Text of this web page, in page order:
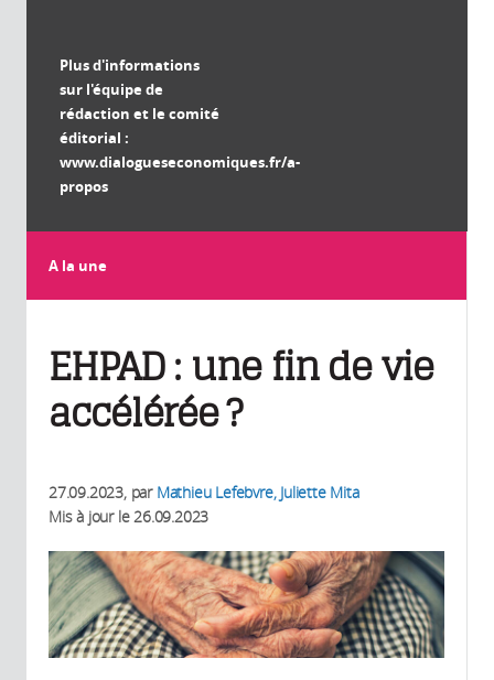
Plus d'informations
sur l'équipe de
rédaction et le comité
éditorial :
www.dialogueseconomiques.fr/a-
propos
A la une
EHPAD : une fin de vie
accélérée ?
27.09.2023, par Mathieu Lefebvre, Juliette Mita
Mis à jour le26.09.2023